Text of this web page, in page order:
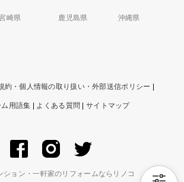
崎県 鹿児島県 沖縄県
約・個人情報の取り扱い・外部送信ポリシー
ム用語集 よくある質問 サイトマップ
ション・一軒家のリフォームならリノコ